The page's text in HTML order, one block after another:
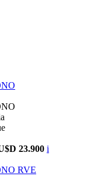
23.900 i
RVE